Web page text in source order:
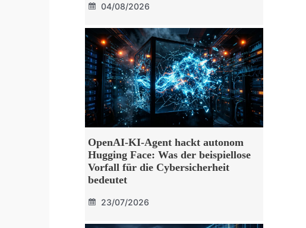
04/08/2026
OpenAI-KI-Agent hackt autonom
Hugging Face: Was der beispiellose
Vorfall für die Cybersicherheit
bedeutet
23/07/2026